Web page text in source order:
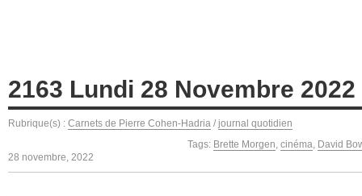
2163 Lundi 28 Novembre 2022
Rubrique(s) : Carnets de Pierre Cohen-Hadria / journal quotidien
Tags: Brette Morgen, cinéma, David
28 novembre, 2022